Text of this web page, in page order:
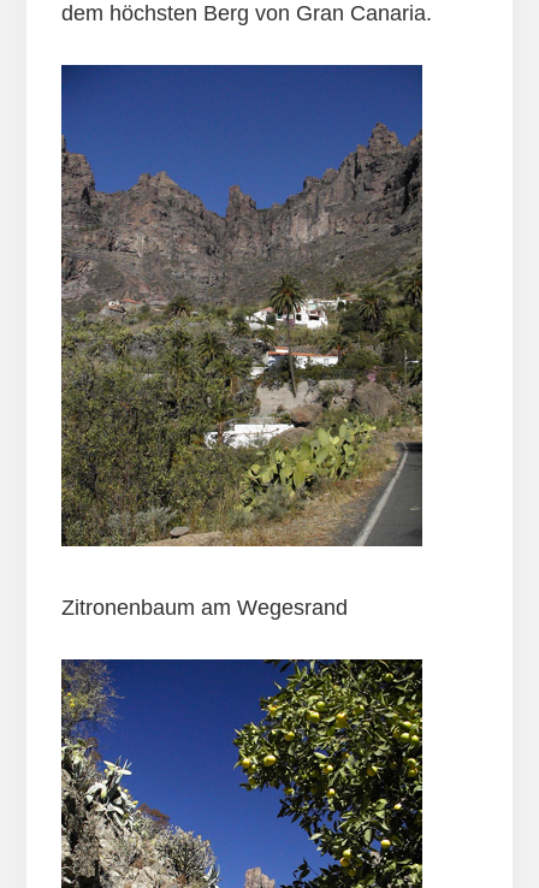
dem höchsten Berg von Gran Canaria.
Zitronenbaum am Wegesrand